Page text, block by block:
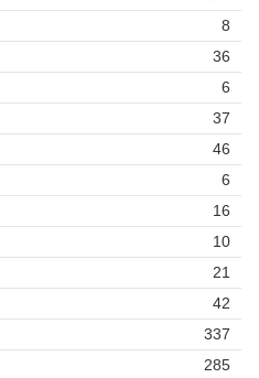
8
36
6
37
46
6
16
10
21
42
337
285